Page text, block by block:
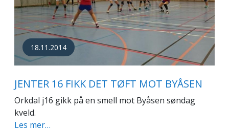
18.11.2014
JENTER 16 FIKK DET TØFT MOT BYÅSEN
Orkdal j16 gikk på en smell mot Byåsen søndag
kveld.
Les mer…